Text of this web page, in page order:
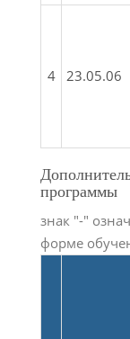
4 23.05.06
программы
знак "-"
форме